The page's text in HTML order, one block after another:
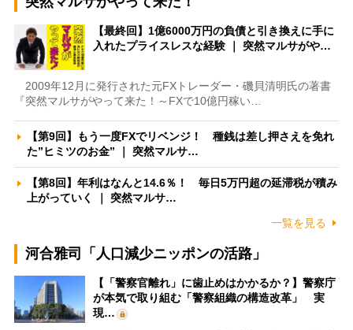
【最終回】1億6000万円の負債と引き換えに手に
入れたプライスレスな経験 ｜ 突然マルサがや…
2009年12月に発行された元FXトレーダー・磯貝清明氏の著書
『突然マルサがやって来た！～FXで10億円稼い…
【第9回】もう一度FXでリベンジ！ 種銭は差し押さえを免れ
た”ヒミツのお金” ｜ 突然マルサ…
【第8回】年利はなんと14.6％！ 毎日5万円超の延滞税が積み
上がっていく ｜ 突然マルサ…
一覧を見る
河合雅司「人口減少ニッポンの活路」
【「警察官離れ」に歯止めはかかるか？】警察庁
が本気で取り組む「警察組織の構造改革」 実
現…